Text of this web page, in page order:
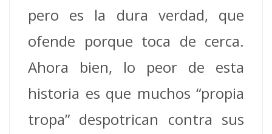
pero es la dura verdad, que
ofende porque toca de cerca.
Ahora bien, lo peor de esta
historia es que muchos “propia
tropa” despotrican contra sus